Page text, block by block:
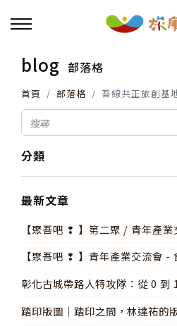
回主選單
活動報名
小旅行及主題導覽
講座、體驗與課程
其他活動
blog 部落格
首頁 部落格 吾線共正旅創基
分類
最新文章
【聚吾吧 ❢ 】第二聚 / 青年產
【聚吾吧 ❢ 】青年產業交流會 - 食食在在活下去，彰化餐
彰化古城帶路人特攻隊：從 0
踏印版圖│踏印之間，林達祐的